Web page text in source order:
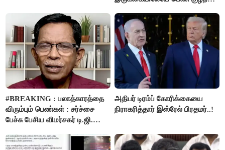
#BREAKING : பலாத்காரத்தை
விரும்பும் பெண்கள் : சர்ச்சை
பேச்சு பேசிய விமர்சகர் டி.ஜி.
அதிபர் டிரம்ப் கோரிக்கையை
நிராகரித்தார் இஸ்ரேல் பிரதமர்..!